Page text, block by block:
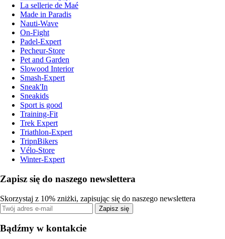
La sellerie de Maé
Made in Paradis
Nauti-Wave
On-Fight
Padel-Expert
Pecheur-Store
Pet and Garden
Slowood Interior
Smash-Expert
Sneak'In
Sneakids
Sport is good
Training-Fit
Trek Expert
Triathlon-Expert
TripnBikers
Vélo-Store
Winter-Expert
Zapisz się do naszego newslettera
Skorzystaj z 10% zniżki, zapisując się do naszego newslettera
Zapisz się
Bądźmy w kontakcie